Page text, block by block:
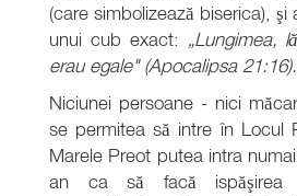
(care simbolizează biserica),
unui cub exact: „Lungimea,
erau egale" (Apocalipsa 21:16).
Niciunei persoane - nici
se permitea să intre în Locul
Marele Preot putea intra
an ca să facă ispăşirea